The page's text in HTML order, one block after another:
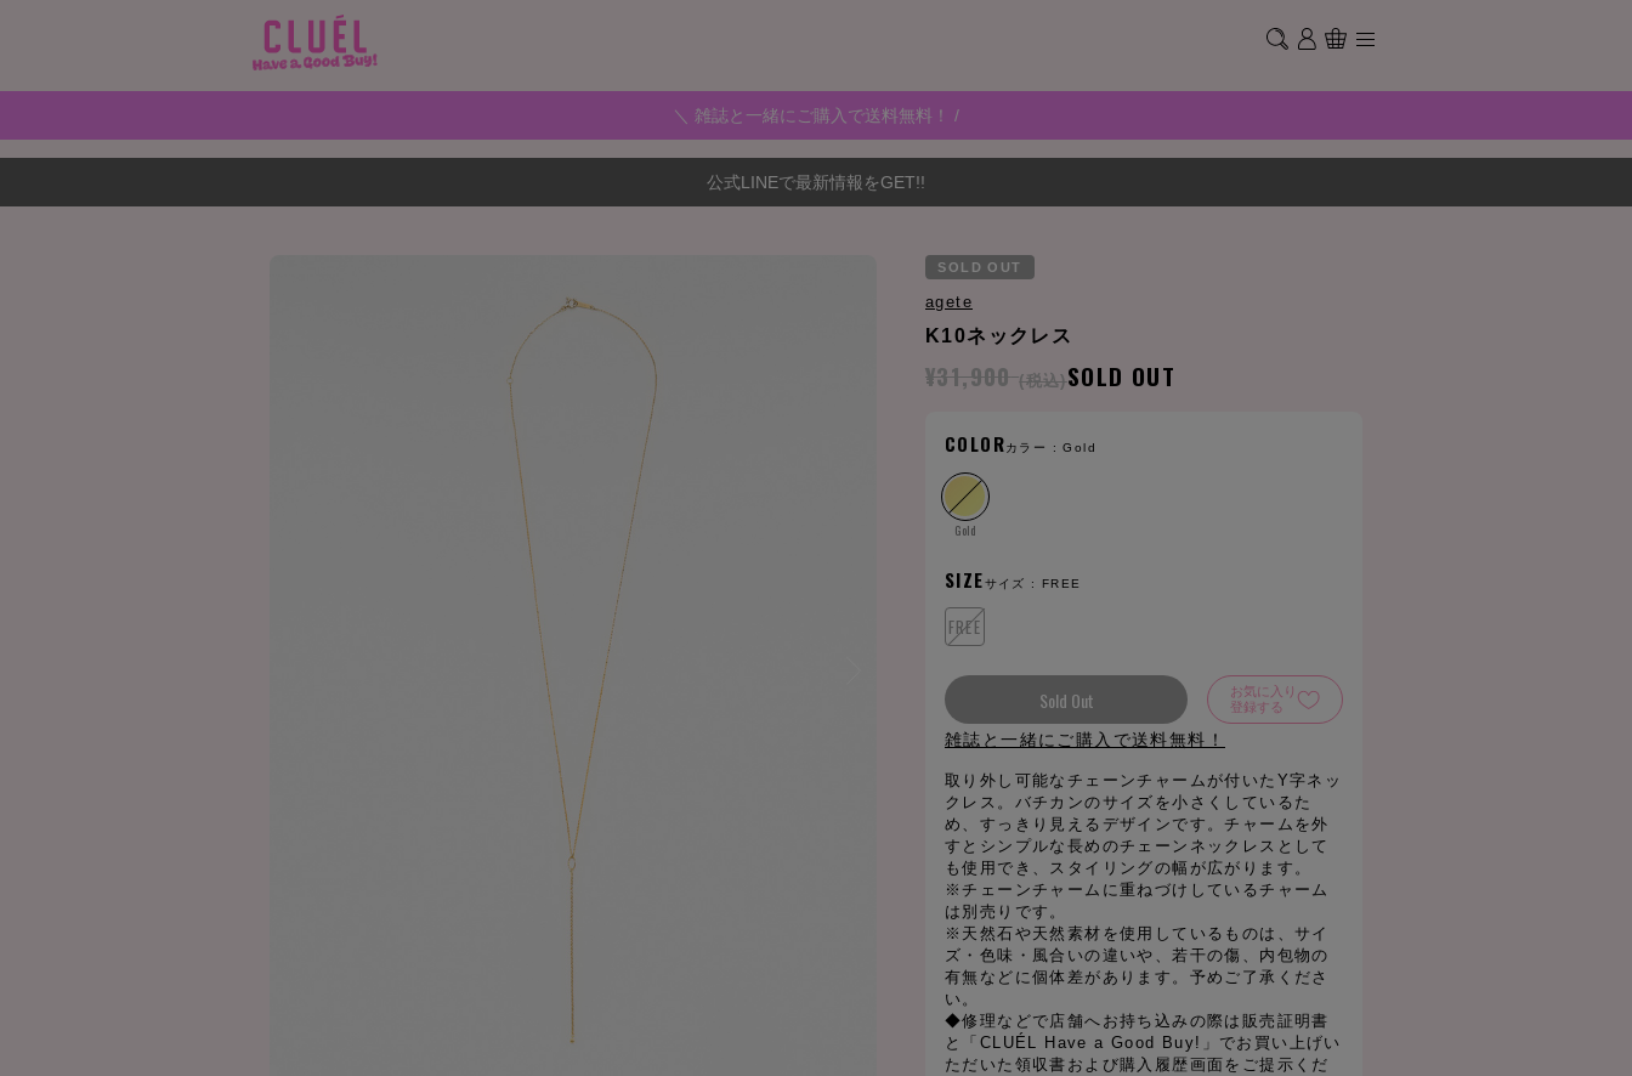
＼ 雑誌と一緒にご購入で送料無料！ /
公式LINEで最新情報をGET!!
SOLD OUT
agete
K10ネックレス
¥31,900 (税込)SOLD OUT
COLORカラー :Gold
Gold
SIZEサイズ : FREE
FREE
Sold Out
お気に入り
登録する
雑誌と一緒にご購入で送料無料！
取り外し可能なチェーンチャームが付いたY字ネッ
クレス。バチカンのサイズを小さくしているた
め、すっきり見えるデザインです。チャームを外
すとシンプルな長めのチェーンネックレスとして
も使用でき、スタイリングの幅が広がります。
※チェーンチャームに重ねづけしているチャーム
は別売りです。
※天然石や天然素材を使用しているものは、サイ
ズ・色味・風合いの違いや、若干の傷、内包物の
有無などに個体差があります。予めご了承くださ
い。
◆修理などで店舗へお持ち込みの際は販売証明書
と「CLUÉL Have a Good Buy!」でお買い上げい
ただいた領収書および購入履歴画面をご提示くだ